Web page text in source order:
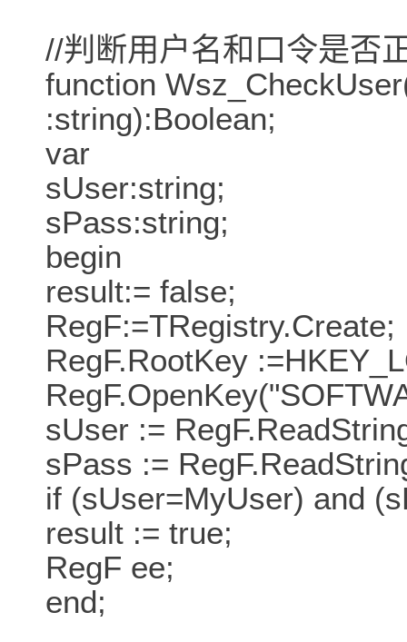
//判断用户名和口令是否
function
:string):Boolean;
var
sUser:string;
sPass:string;
begin
result:= false;
RegF:=TRegistry.Create;
RegF.RootKey
sUser :=
sPass :=
if (sUser=MyUser) and
result := true;
RegF ee;
end;